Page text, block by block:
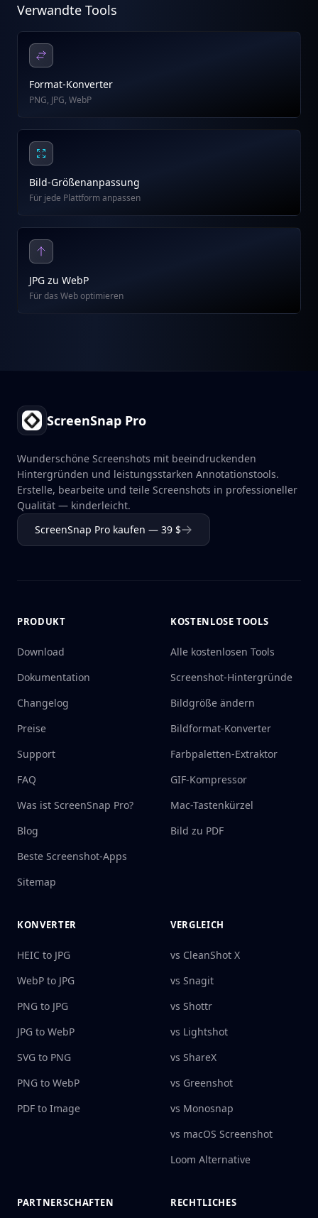
Verwandte Tools
Format-Konverter
PNG, JPG, WebP
Bild-Größenanpassung
Für jede Plattform anpassen
JPG zu WebP
Für das Web optimieren
ScreenSnap Pro
Wunderschöne Screenshots mit beeindruckenden
Hintergründen und leistungsstarken Annotationstools.
Erstelle, bearbeite und teile Screenshots in professioneller
Qualität — kinderleicht.
ScreenSnap Pro kaufen — 39 $
PRODUKT
Download
Dokumentation
Changelog
Preise
Support
FAQ
Was ist ScreenSnap Pro?
Blog
Beste Screenshot-Apps
Sitemap
KOSTENLOSE TOOLS
Alle kostenlosen Tools
Screenshot-Hintergründe
Bildgröße ändern
Bildformat-Konverter
Farbpaletten-Extraktor
GIF-Kompressor
Mac-Tastenkürzel
Bild zu PDF
KONVERTER
HEIC to JPG
WebP to JPG
PNG to JPG
JPG to WebP
SVG to PNG
PNG to WebP
PDF to Image
VERGLEICH
vs CleanShot X
vs Snagit
vs Shottr
vs Lightshot
vs ShareX
vs Greenshot
vs Monosnap
vs macOS Screenshot
Loom Alternative
PARTNERSCHAFTEN RECHTLICHES